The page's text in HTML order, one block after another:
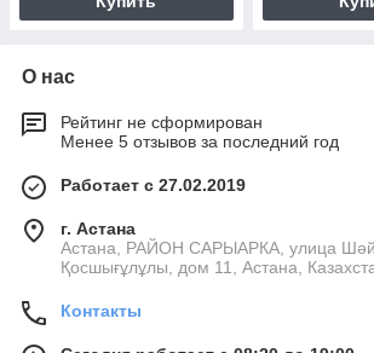
О нас
Рейтинг не сформирован
Менее 5 отзывов за последний год
Работает с 27.02.2019
г. Астана
Астана, РАЙОН САРЫАРКА, улица
Қосшығұлұлы, дом 11, Астана,
Контакты